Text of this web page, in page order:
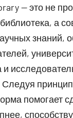
— это не
а
знаний,
и
Следуя
помогает